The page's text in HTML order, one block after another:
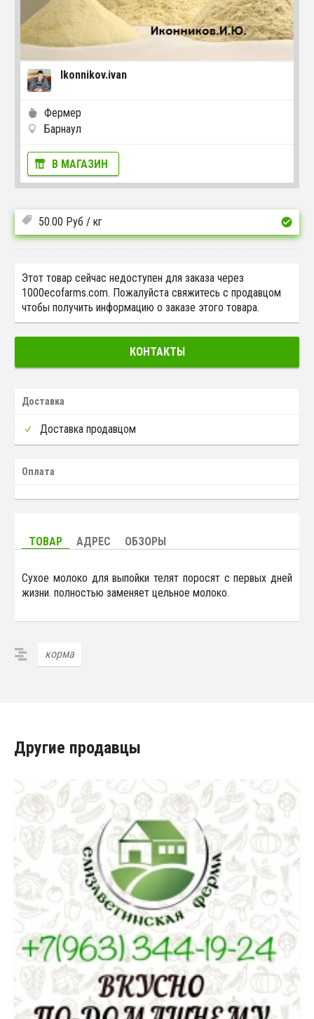
Ikonnikov.ivan
Фермер
Барнаул
В МАГАЗИН
50.00 Руб / кг
Этот товар сейчас недоступен для заказа через
1000ecofarms.com. Пожалуйста свяжитесь с продавцом
чтобы получить информацию о заказе этого товара.
КОНТАКТЫ
Доставка
Доставка продавцом
Оплата
ТОВАР АДРЕС ОБЗОРЫ
Сухое молоко для выпойки телят поросят с первых дней
жизни. полностью заменяет цельное молоко.
корма
Другие продавцы